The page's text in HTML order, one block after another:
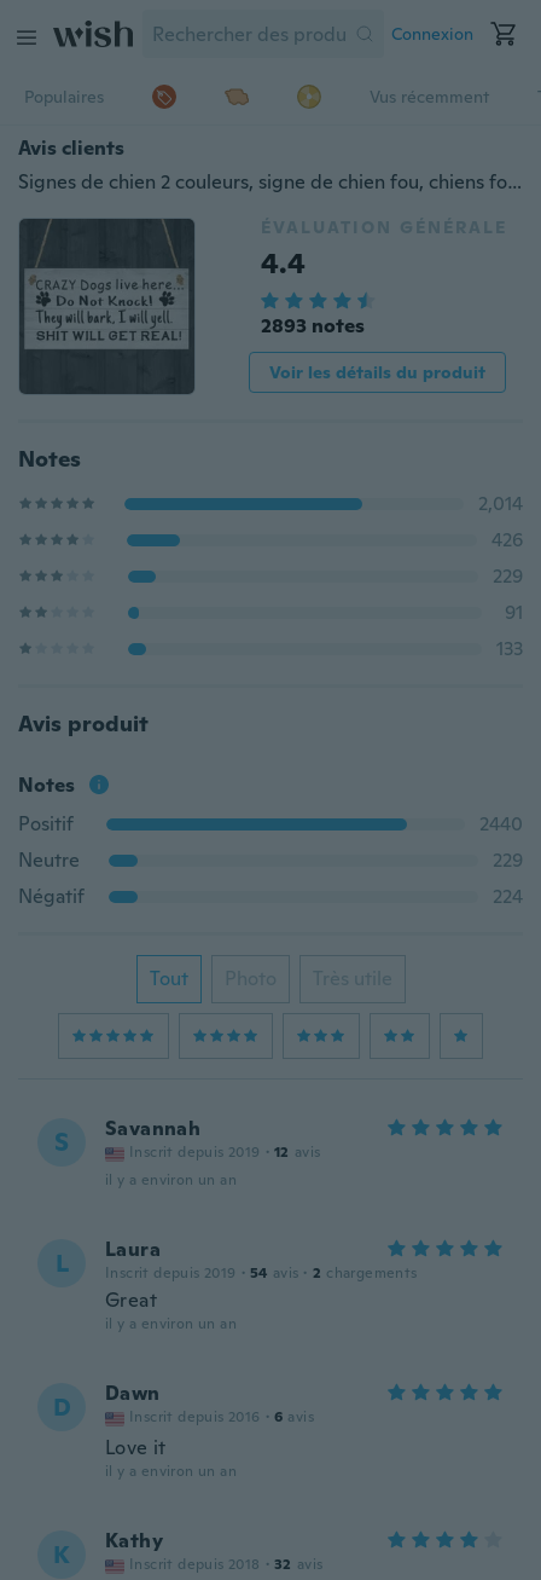
Connexion
Populaires Vus récemment
Avis clients
Signes de chien 2 couleurs, signe de chien fou, chiens fous vivent ici, signes de chat, ne pas frapper, signes d'animaux, les chiens aboyeront, la merde obtiendra une véritable étiquette de chien de signe
ÉVALUATION GÉNÉRALE
4.4
2893 notes
Voir les détails du produit
Notes
2,014
426
229
91
133
Avis produit
Notes
Positif
2440
Neutre
229
Négatif
224
Tout Photo Très utile
S Savannah
Inscrit depuis 2019 · 12 avis
il y a environ un an
L Laura
Inscrit depuis 2019 · 54 avis · 2 chargements
Great
il y a environ un an
D Dawn
Inscrit depuis 2016 · 6 avis
Love it
il y a environ un an
K Kathy
Inscrit depuis 2018 · 32 avis